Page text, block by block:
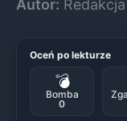
Autor:
Oceń po lekturze
💣
Bomba
0